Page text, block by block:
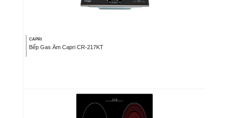
CAPRI
Bếp Gas Âm Capri CR-217KT